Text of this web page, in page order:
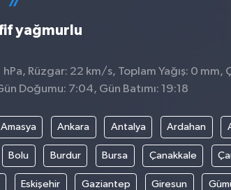
yağmurlu
hPa, Rüzgar: 22 km/s, Toplam Yağış: 0 mm,
Doğumu: 7:04, Gün Batımı: 19:18
Amasya Ankara Antalya Ardahan
Bolu Burdur Bursa Çanakkale
Eskişehir Gaziantep Giresun